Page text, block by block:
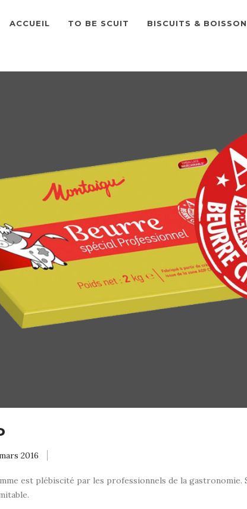
ACCUEIL TO BE SCUIT BISCUITS &
2016
est plébiscité par les professionnels de la